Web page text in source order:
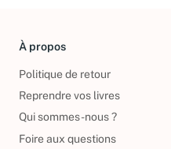
À propos
Politique de retour
Reprendre vos livres
Qui sommes-nous ?
Foire aux questions